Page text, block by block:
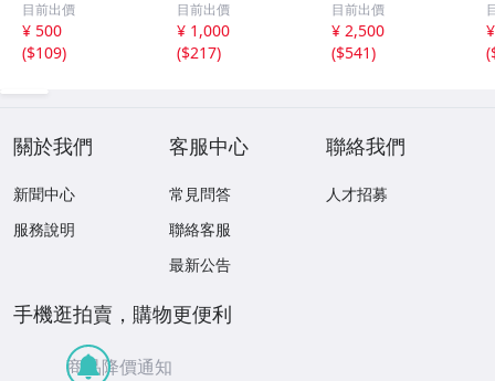
シリアルカード
パドレス
目前出價
¥ 500
($109)
シリアルカード
パドレス
目前出價
¥ 1,000
($217)
堂林翔太 /5枚限
定 デコモリ緑箔
サインカード #D
目前出價
¥ 2,500
($541)
(
關於我們
新聞中心
服務說明
客服中心
常見問答
聯絡客服
最新公告
聯絡我們
人才招募
手機逛拍賣，購物更便利
商品降價通知